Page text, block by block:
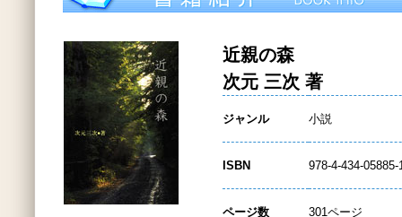
近親の森
次元 三次 著
ジャンル 小説
ISBN 978-4-434-05885-
ページ数 301ページ